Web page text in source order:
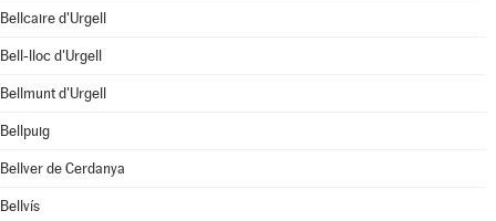
Bellcaire d'Urgell
Bell-lloc d'Urgell
Bellmunt d'Urgell
Bellpuig
Bellver de Cerdanya
Bellvís